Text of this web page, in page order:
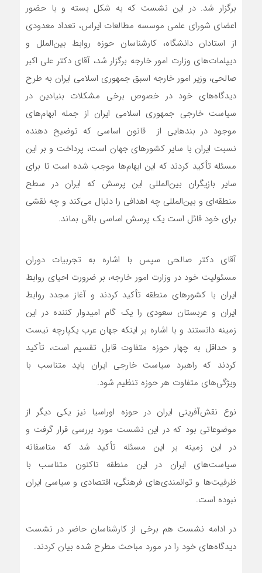
برگزار شد. در این نشست که به شکل بسته و با حضور
اعضای شورای علمی موسسه مطالعات ایراس، تعداد معدودی
از استادان دانشگاه، کارشناسان حوزه روابط بین‌الملل و
دیپلمات‌های وزارت امور خارجه برگزار شد، آقای دکتر علی‌ اکبر
صالحی، وزیر امور خارجه اسبق جمهوری اسلامی ایران به طرح
دیدگاه‌های خود در خصوص برخی مشکلات بنیادین در
سیاست خارجی جمهوری اسلامی ایران از جمله ابهام‌های
موجود در بندهایی از قانون اساسی که توضیح دهنده
نسبت ایران با سایر کشورهای جهان است، پرداخت و بر این
مسئله تأکید کردند که این ابهام‌ها موجب شده است تا برای
سایر بازیگران بین‌المللی این پرسش که ایران در سطح
منطقه‌ای و بین‌المللی چه اهدافی را دنبال می‌کند و چه نقشی
برای خود قائل است یک پرسش اساسی باقی بماند.
آقای دکتر صالحی سپس با اشاره به تجربیات دوران
مسئولیت خود در وزارت امور خارجه، بر ضرورت احیای روابط
ایران با کشورهای منطقه تأکید کردند و آغاز مجدد روابط
ایران و عربستان سعودی را یک گام امیدوار کننده در این
زمینه دانستند و با اشاره بر اینکه جهان عرب یکپارچه نیست
و حداقل به چهار حوزه متفاوت قابل تقسیم است، تأکید
کردند که راهبرد سیاست خارجی ایران باید متناسب با
ویژگی‌های متفاوت هر حوزه تنظیم شود.
نوع نقش‌آفرینی ایران در حوزه اوراسیا نیز یکی دیگر از
موضوعاتی بود که در این نشست مورد بررسی قرار گرفت و
در این زمینه بر این مسئله تأکید شد که متاسفانه
سیاست‌های ایران در این منطقه تاکنون متناسب با
ظرفیت‌ها و توانمندی‌های فرهنگی، اقتصادی و سیاسی ایران
نبوده است.
در ادامه نشست هم برخی از کارشناسان حاضر در نشست
دیدگاه‌های خود را در مورد مباحث مطرح شده بیان کردند.